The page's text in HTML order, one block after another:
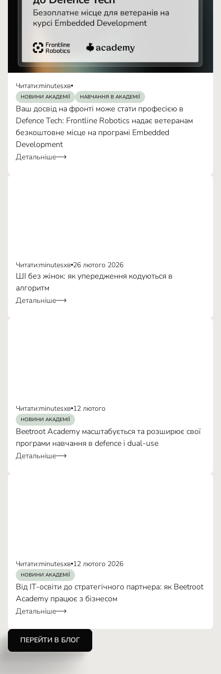
Читати:minutesхв
НОВИНИ АКАДЕМІЇ НАВЧАННЯ В АКАДЕМІЇ
Ваш досвід на фронті може стати професією в
Defence Tech: Frontline Robotics надає ветеранам
безкоштовне місце на програмі Embedded
Development
Детальніше
Читати:minutesхв 26 лютого 2026
ШІ без жінок: як упередження кодуються в
алгоритм
Детальніше
Читати:minutesхв 12 лютого
НОВИНИ АКАДЕМІЇ
Beetroot Academy масштабується та розширює свої
програми навчання в defence і dual-use
Детальніше
Читати:minutesхв 12 лютого 2026
НОВИНИ АКАДЕМІЇ
Від IT-освіти до стратегічного партнера: як Beetroot
Academy працює з бізнесом
Детальніше
ПЕРЕЙТИ В БЛОГ